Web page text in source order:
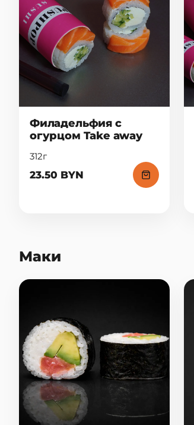
Филадельфия с
огурцом Take away
312г
23.50 BYN
Маки